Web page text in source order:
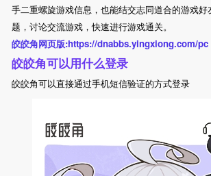
手二重螺旋游戏信息，也能结交志同道合的游戏
题，讨论交流游戏，快速进行游戏通关。
皎皎角网页版:https://dnabbs.yingxiong.com/pc
皎皎角可以用什么登录
皎皎角可以直接通过手机短信验证的方式登录